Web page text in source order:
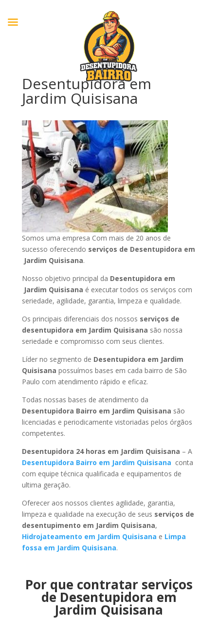
Desentupidora em
Jardim Quisisana
Somos uma empresa Com mais de 20 anos de
sucesso oferecendo serviços de Desentupidora em
Jardim Quisisana.
Nosso objetivo principal da Desentupidora em
Jardim Quisisana é executar todos os serviços com
seriedade, agilidade, garantia, limpeza e qualidade.
Os principais diferenciais dos nossos serviços de
desentupidora em Jardim Quisisana são nossa
seriedade e compromisso com seus clientes.
Líder no segmento de Desentupidora em Jardim
Quisisana possuímos bases em cada bairro de São
Paulo com atendimento rápido e eficaz.
Todas nossas bases de atendimento da
Desentupidora Bairro em Jardim Quisisana são
licenciadas e periodicamente vistoriadas pelos órgãos
competentes.
Desentupidora 24 horas em Jardim Quisisana – A
Desentupidora Bairro em Jardim Quisisana conta
com equipe técnica qualificada e equipamentos de
ultima geração.
Oferecer aos nossos clientes agilidade, garantia,
limpeza e qualidade na execução de seus serviços de
desentupimento em Jardim Quisisana,
Hidrojateamento em Jardim Quisisana e Limpa
fossa em Jardim Quisisana.
Por que contratar serviços
de Desentupidora em
Jardim Quisisana